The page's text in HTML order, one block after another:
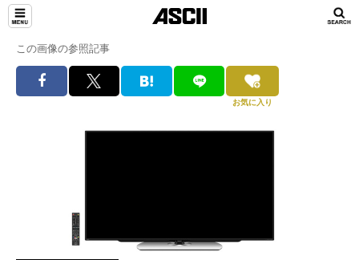
この画像の参照記事
お気に入り